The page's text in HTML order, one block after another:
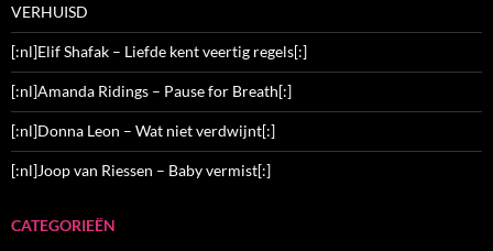
VERHUISD
[:nl]Elif Shafak – Liefde kent veertig regels[:]
[:nl]Amanda Ridings – Pause for Breath[:]
[:nl]Donna Leon – Wat niet verdwijnt[:]
[:nl]Joop van Riessen – Baby vermist[:]
CATEGORIEËN